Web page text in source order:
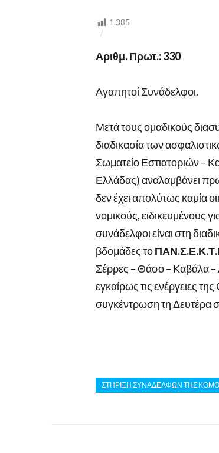
ΕΤΑΙΡΕΙΑ
1.385
Αριθμ. Πρωτ.: 330
Αγαπητοί Συνάδελφοι.
Μετά τους ομαδικούς
διαδικασία των
Σωματείο Εστιατοριών –
Ελλάδας) αναλαμβάνει
δεν έχει απολύτως καμία
νομικούς, ειδικευμένους
συνάδελφοι είναι στη
βδομάδες το
Σέρρες – Θάσο – Καβάλα –
εγκαίρως τις ενέργειες
συγκέντρωση τη Δευτέρα
ΣΤΗΡΙΞΗ ΣΥΝΑΔΕΛΦΩΝ ΤΗΣ